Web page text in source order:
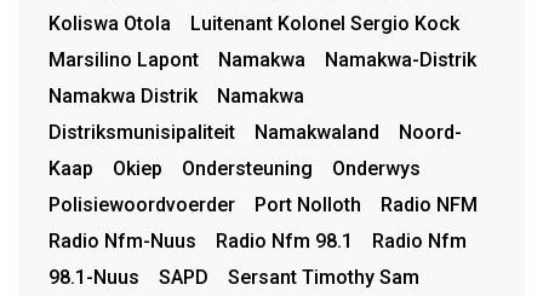
Koliswa Otola
Luitenant Kolonel Sergio Kock
Marsilino Lapont
Namakwa
Namakwa-Distrik
Namakwa Distrik
Namakwa
Distriksmunisipaliteit
Namakwaland
Noord-
Kaap
Okiep Ondersteuning
Onderwys
Polisiewoordvoerder
Port Nolloth
Radio NFM
Radio Nfm-Nuus
Radio Nfm 98.1
Radio Nfm
98.1-Nuus
SAPD
Sersant Timothy Sam